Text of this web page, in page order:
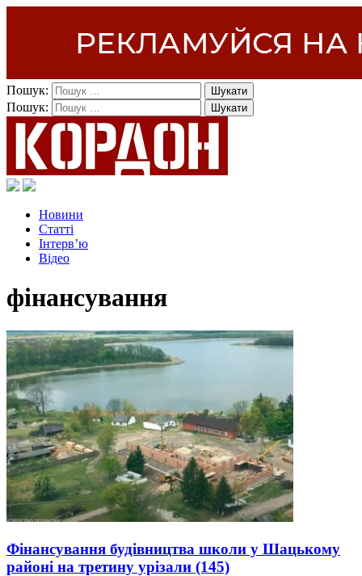
Пошук:
Пошук:
Новини
Статті
Інтерв’ю
Відео
фінансування
Фінансування будівництва школи у Шацькому
районі на третину урізали (145)